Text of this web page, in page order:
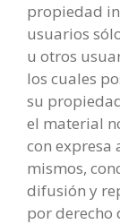
propiedad
usuarios
u otros
los cuales
su
el material
con
mismos,
difusión y
por derecho